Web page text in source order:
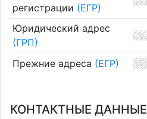
регистрации (ЕГР)
Юридический адрес
(ГРП)
Прежние адреса (ЕГР)
КОНТАКТНЫЕ ДАННЫЕ